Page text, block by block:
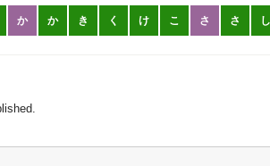
か か き く け こ さ さ し